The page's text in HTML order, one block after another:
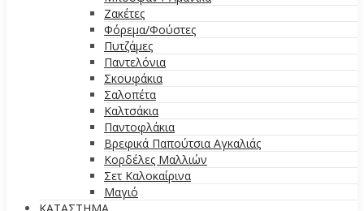
Ζακέτες
Φόρεμα/Φούστες
Πυτζάμες
Παντελόνια
Σκουφάκια
Σαλοπέτα
Καλτσάκια
Παντοφλάκια
Βρεφικά Παπούτσια Αγκαλιάς
Κορδέλες Μαλλιών
Σετ Καλοκαίρινα
Μαγιό